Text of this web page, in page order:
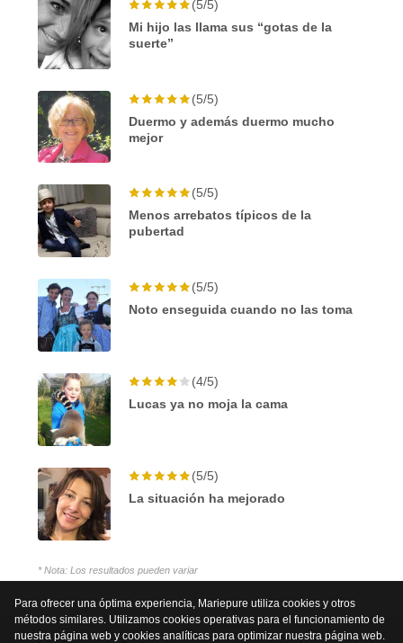
(5/5)
Mi hijo las llama sus “gotas de la
suerte”
(5/5)
Duermo y además duermo mucho
mejor
(5/5)
Menos arrebatos típicos de la
pubertad
(5/5)
Noto enseguida cuando no las toma
(4/5)
Lucas ya no moja la cama
(5/5)
La situación ha mejorado
* Nota: Los resultados pueden variar
Para ofrecer una óptima experiencia, Mariepure utiliza cookies y otros
métodos similares. Utilizamos cookies operativas para el funcionamiento de
nuestra página web y cookies analíticas para optimizar nuestra página web.